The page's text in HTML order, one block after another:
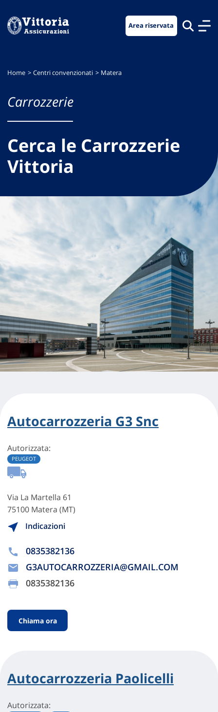
menu
contenuto
footer
Area riservata
Home Centri convenzionati Matera
Carrozzerie
Cerca le Carrozzerie
Vittoria
Autocarrozzeria G3 Snc
Autorizzata:
PEUGEOT
Via La Martella 61
75100 Matera (MT)
Indicazioni
0835382136
G3AUTOCARROZZERIA@GMAIL.COM
0835382136
Chiama ora
Autocarrozzeria Paolicelli
Autorizzata: